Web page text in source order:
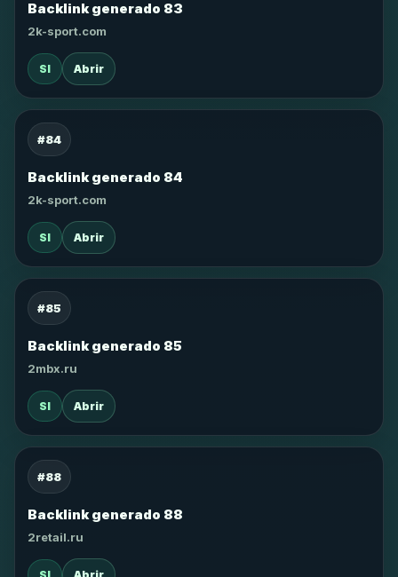
Backlink generado 83
2k-sport.com
SI Abrir
#84
Backlink generado 84
2k-sport.com
SI Abrir
#85
Backlink generado 85
2mbx.ru
SI Abrir
#88
Backlink generado 88
2retail.ru